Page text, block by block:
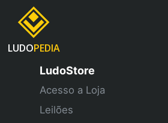
LUDOPEDIA
LudoStore
Acesso a Loja
Leilões